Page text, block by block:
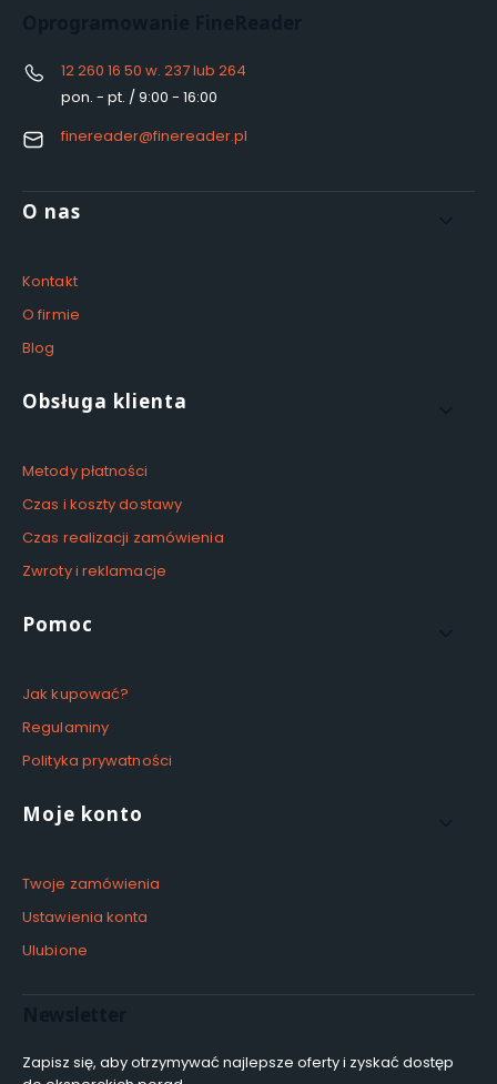
12 260 16 50 w. 237 lub 264
pon. - pt. / 9:00 - 16:00
finereader@finereader.pl
Linki w stopce
O nas
Kontakt
O firmie
Blog
Obsługa klienta
Metody płatności
Czas i koszty dostawy
Czas realizacji zamówienia
Zwroty i reklamacje
Pomoc
Jak kupować?
Regulaminy
Polityka prywatności
Moje konto
Twoje zamówienia
Ustawienia konta
Ulubione
Zapisz się, aby otrzymywać najlepsze oferty i zyskać dostęp